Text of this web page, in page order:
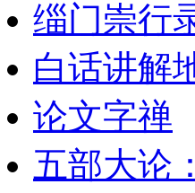
缁门崇行
白话讲解
论文字禅
五部大论